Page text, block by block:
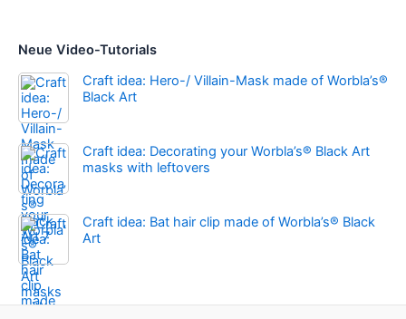
Neue Video-Tutorials
Craft idea: Hero-/ Villain-Mask made of Worbla’s®
Black Art
Craft idea: Decorating your Worbla’s® Black Art
masks with leftovers
Craft idea: Bat hair clip made of Worbla’s® Black
Art